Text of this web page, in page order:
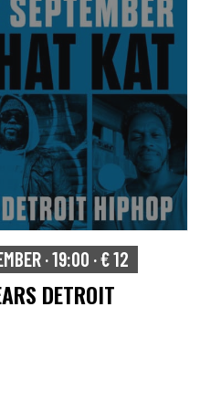
· 19:00 · € 12
DETROIT